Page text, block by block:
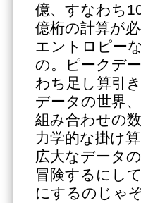
億、すなわち
億桁の計算が
エントロピー
の。ピークデ
わち足し算引
データの世界
組み合わせの
力学的な掛け
広大なデータ
冒険するにし
にするのじゃぞ